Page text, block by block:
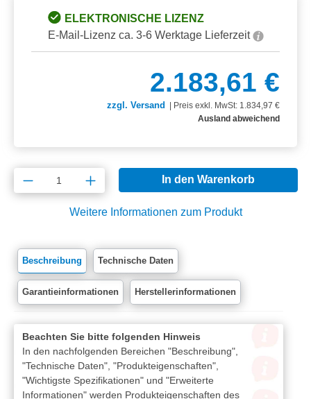
ELEKTRONISCHE LIZENZ
E-Mail-Lizenz ca. 3-6 Werktage Lieferzeit
2.183,61 €
zzgl. Versand
Preis exkl. MwSt: 1.834,97 €
Ausland abweichend
Produkt Anzahl: Gib den gewünschten
In den Warenkorb
Weitere Informationen zum Produkt
Beschreibung Technische Daten
Garantieinformationen Herstellerinformationen
Beachten Sie bitte folgenden Hinweis
In den nachfolgenden Bereichen "Beschreibung",
"Technische Daten", "Produkteigenschaften",
"Wichtigste Spezifikationen" und "Erweiterte
Informationen" werden Produkteigenschaften des